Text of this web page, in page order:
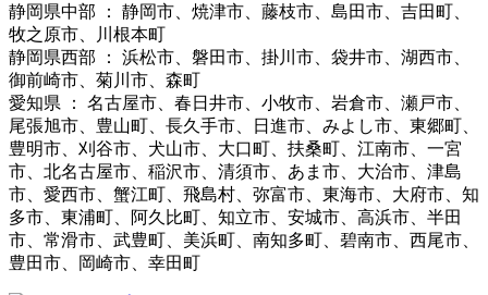
静岡県中部 ： 静岡市、焼津市、藤枝市、島田市、吉田町、
牧之原市、川根本町
静岡県西部 ： 浜松市、磐田市、掛川市、袋井市、湖西市、
御前崎市、菊川市、森町
愛知県 ： 名古屋市、春日井市、小牧市、岩倉市、瀬戸市、
尾張旭市、豊山町、長久手市、日進市、みよし市、東郷町、
豊明市、刈谷市、犬山市、大口町、扶桑町、江南市、一宮
市、北名古屋市、稲沢市、清須市、あま市、大治市、津島
市、愛西市、蟹江町、飛島村、弥富市、東海市、大府市、知
多市、東浦町、阿久比町、知立市、安城市、高浜市、半田
市、常滑市、武豊町、美浜町、南知多町、碧南市、西尾市、
豊田市、岡崎市、幸田町